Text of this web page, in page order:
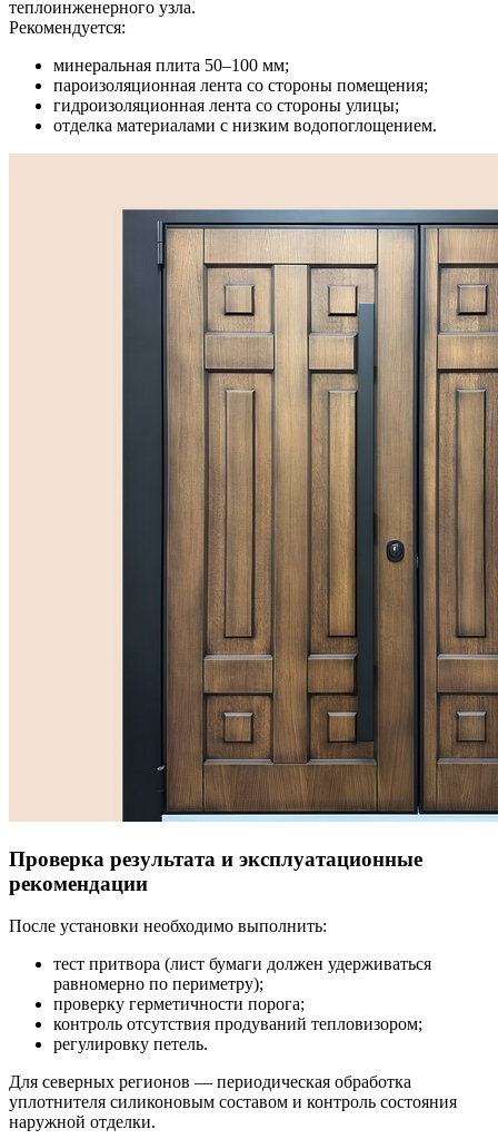
теплоинженерного узла.
Рекомендуется:
минеральная плита 50–100 мм;
пароизоляционная лента со стороны помещения;
гидроизоляционная лента со стороны улицы;
отделка материалами с низким водопоглощением.
Проверка результата и эксплуатационные
рекомендации
После установки необходимо выполнить:
тест притвора (лист бумаги должен удерживаться
равномерно по периметру);
проверку герметичности порога;
контроль отсутствия продуваний тепловизором;
регулировку петель.
Для северных регионов — периодическая обработка
уплотнителя силиконовым составом и контроль состояния
наружной отделки.